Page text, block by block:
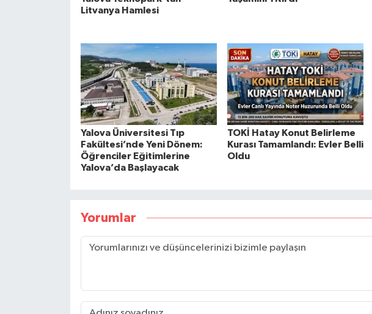
Litvanya Hamlesi
Yalova Üniversitesi Tıp
Fakültesi’nde Yeni Dönem:
Öğrenciler Eğitimlerine
Yalova’da Başlayacak
TOKİ Hatay Konut Belirleme
Kurası Tamamlandı: Evler Belli
Oldu
Yorumlar